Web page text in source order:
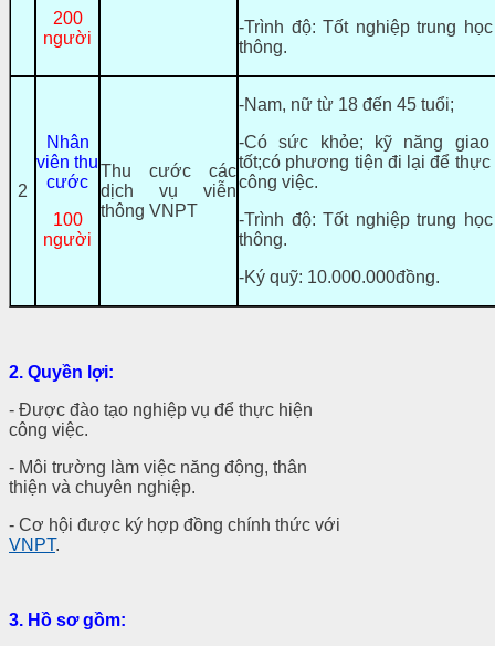
200
người
-Trình độ: Tốt nghiệp trung
thông.
2
Nhân
viên thu
cước
100
người
Thu cước các
dịch vụ viễn
thông VNPT
-Nam, nữ từ 18 đến 45 tuổi;
-Có sức khỏe; kỹ năng giao
tốt;có phương tiện đi lại để thực
công việc.
-Trình độ: Tốt nghiệp trung
thông.
-Ký quỹ: 10.000.000đồng.
2. Quyền lợi:
- Được đào tạo nghiệp vụ để thực hiện
công việc.
- Môi trường làm việc năng động, thân
thiện và chuyên nghiệp.
- Cơ hội được ký hợp đồng chính thức với
VNPT.
3. Hồ sơ gồm: